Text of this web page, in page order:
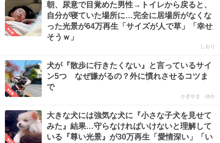
朝、尿意で目覚めた男性→トイレから戻ると、
自分が寝ていた場所に…完全に居場所がなくな
った光景が64万再生「サイズが人で草」「幸せ
そうｗ」
しおり
犬が『散歩に行きたくない』と言っているサイ
ン5つ なぜ嫌がるの？外に慣れさせるコツま
で
かぎやま ゆか
大きな犬には強気な犬に『小さな子犬を見せて
みた』結果…守らなければいけないと理解して
いる『尊い光景』が30万再生「愛情深い」「い